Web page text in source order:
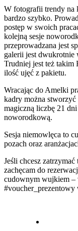
W fotografii trendy na
bardzo szybko.
postęp w swoich
kolejną sesje
przeprowadzana jest
galerii jest dwukrotnie
Trudniej jest też takim
ilość ujęć z pakietu.
Wracając do Amelki
kadry można
magiczną liczbę 21
noworodkową.
Sesja niemowlęca to
pozach oraz
Jeśli chcesz
zachęcam do
cudownym wujkiem –
#voucher_prezentowy